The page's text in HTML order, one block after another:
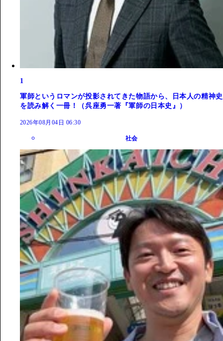
1
軍師というロマンが投影されてきた物語から、日本人の精神史
を読み解く一冊！（呉座勇一著『軍師の日本史』）
2026年08月04日 06:30
社会